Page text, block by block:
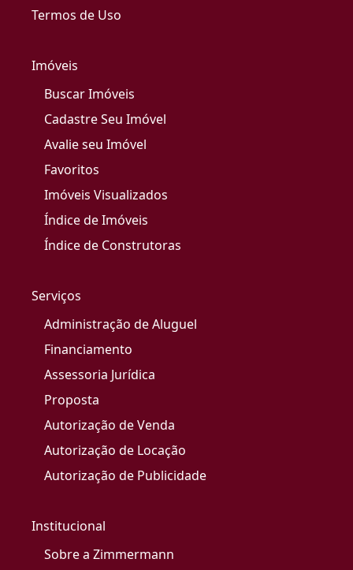
Termos de Uso
Imóveis
Buscar Imóveis
Cadastre Seu Imóvel
Avalie seu Imóvel
Favoritos
Imóveis Visualizados
Índice de Imóveis
Índice de Construtoras
Serviços
Administração de Aluguel
Financiamento
Assessoria Jurídica
Proposta
Autorização de Venda
Autorização de Locação
Autorização de Publicidade
Institucional
Sobre a Zimmermann